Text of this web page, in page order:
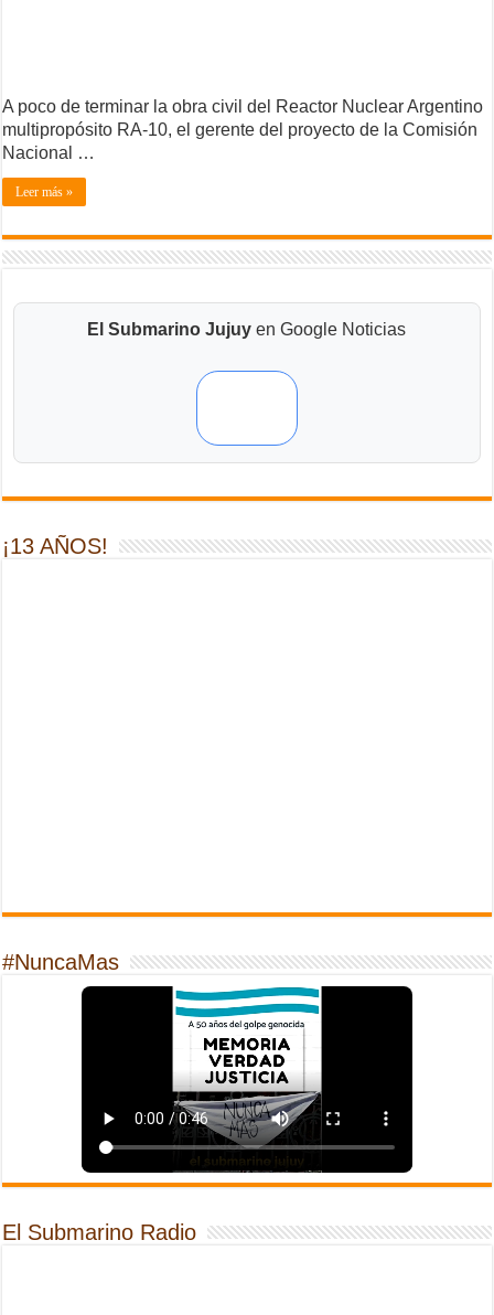
A poco de terminar la obra civil del Reactor Nuclear Argentino
multipropósito RA-10, el gerente del proyecto de la Comisión
Nacional …
Leer más »
El Submarino Jujuy en Google Noticias
¡13 AÑOS!
#NuncaMas
El Submarino Radio